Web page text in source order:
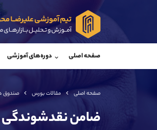
صفحه اصلی دوره‌های آموزشی
صفحه اصلی مقالات بورس صندوق
ضامن
تلگرام